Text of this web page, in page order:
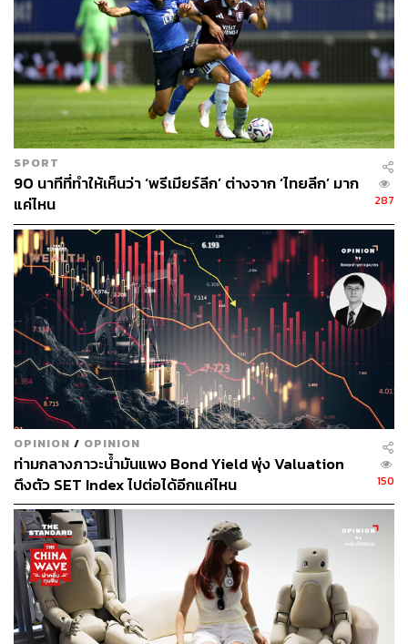
(หัวเราะ) เหนื่อยครับ เหนื่อยแค่กาย พักแป๊บเดียวก็หาย ไม่มี
เลยที่จะไม่อยากทำ มีแต่กรีดร้องว่าเมื่อไรจะถึง เมื่อไรจะได้
ทำ มีแต่เขาไล่ให้พี่ไปพัก คนอื่นจะได้พักบ้าง (หัวเราะ) ถ้ายัง
ไหว พี่เบิร์ดจะไม่ยอมให้หยุดเลย ปัจจุบันนี้พี่เบิร์ดขอเล่น
คอนเสิร์ตวันละ 2 รอบ เขาก็ไม่ให้เล่นแล้ว แต่จริงๆ พี่เบิร์ดว่า
ตัวเรายังไหว สบายมากเลย
เวลามีคอนเสิร์ตแบบเบิร์ดเบิร์ดที่ต้องเล่นหลายสิบรอบ แสดง
ต่อกันเป็นเดือนๆ พี่เบิร์ดเอาพลังมาจากไหนครับ (คอนเสิร์ต
แบบเบิร์ดเบิร์ดที่มีสถิติรอบแสดงสูงสุดคือ แบบเบิร์ดเบิร์ด ครั้ง
ที่ 5 พ.ศ. 2534 ความสุข ความทรงจำ ไม่มีที่สิ้นสุด เปิดการ
แสดงที่ศูนย์วัฒนธรรมแห่งประเทศไทย 29 รอบ)
พี่บ้าพลังเหมือนแบกตุ่มหนีไฟตลอดเวลา อวัยวะมันเปลี่ยนที่
อยู่กันหมดเลย อันนี้ควรจะอยู่ข้างล่างขึ้นไปอยู่ข้างบน พลัง
ของพี่มันไม่ได้มาจากที่ไหนเลยนอกจากความรัก คนดูก็รัก
เรา คนทำงานก็รักเรา ทุกคนมาเจอกันตรงนี้ด้วยความรัก
หมด
ล่าสุดพี่เบิร์ดซ้อมแบบเบิร์ดเบิร์ดแค่เพลง ‘ฝากใจไว้ให้เธอกับ
ฉัน…’ ขึ้นมา พี่น้ำตาหยดติ๋งๆ เลยนะ มันนึกถึงวันที่เราผ่าน
มาด้วยกัน บางคนอาจจะหายไปแล้ว แต่ความรู้สึกมันยังอยู่ พี่
ไม่เคยแข็งแรงกับเรื่องพวกนี้ได้ ทุกวันนี้ก็ยังร้องไห้อยู่
เคยอ่านสารคดีเบื้องหลังภาพยนตร์เรื่อง Memoirs of a
Geisha เขาบอกว่า กงลี่รักบทนี้มาก วันสุดท้ายผู้กำกับต้องพา
เดินไปรอบสตูดิโออย่างเงียบๆ เพื่อให้กงลี่อำลาตัวละครของ
เธอ อยากทราบครับว่าเวลาคอนเสิร์ตมาถึงรอบสุดท้ายพี่เบิร์
ดรู้สึกอย่างไร
SPORT
90 นาทีที่ทำให้เห็นว่า ‘พรีเมียร์ลีก’ ต่างจาก ‘ไทยลีก’ มาก
แค่ไหน
287
OPINION / OPINION
ท่ามกลางภาวะน้ำมันแพง Bond Yield พุ่ง Valuation
ตึงตัว SET Index ไปต่อได้อีกแค่ไหน
150